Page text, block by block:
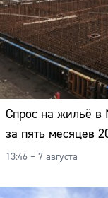
Спрос на жильё в
за пять месяцев
13:46 – 7 августа